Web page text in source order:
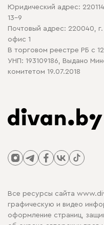
Политика в отношении
Юридический адрес:
13-9
Почтовый адрес: 220040,
офис 1
В торговом реестре РБ с
УНП: 193109186, Выдано
комитетом 19.07.2018
Все ресурсы сайта
графическую и видео
оформление страниц,